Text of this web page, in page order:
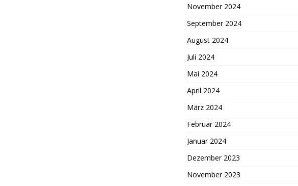
November 2024
September 2024
August 2024
Juli 2024
Mai 2024
April 2024
März 2024
Februar 2024
Januar 2024
Dezember 2023
November 2023